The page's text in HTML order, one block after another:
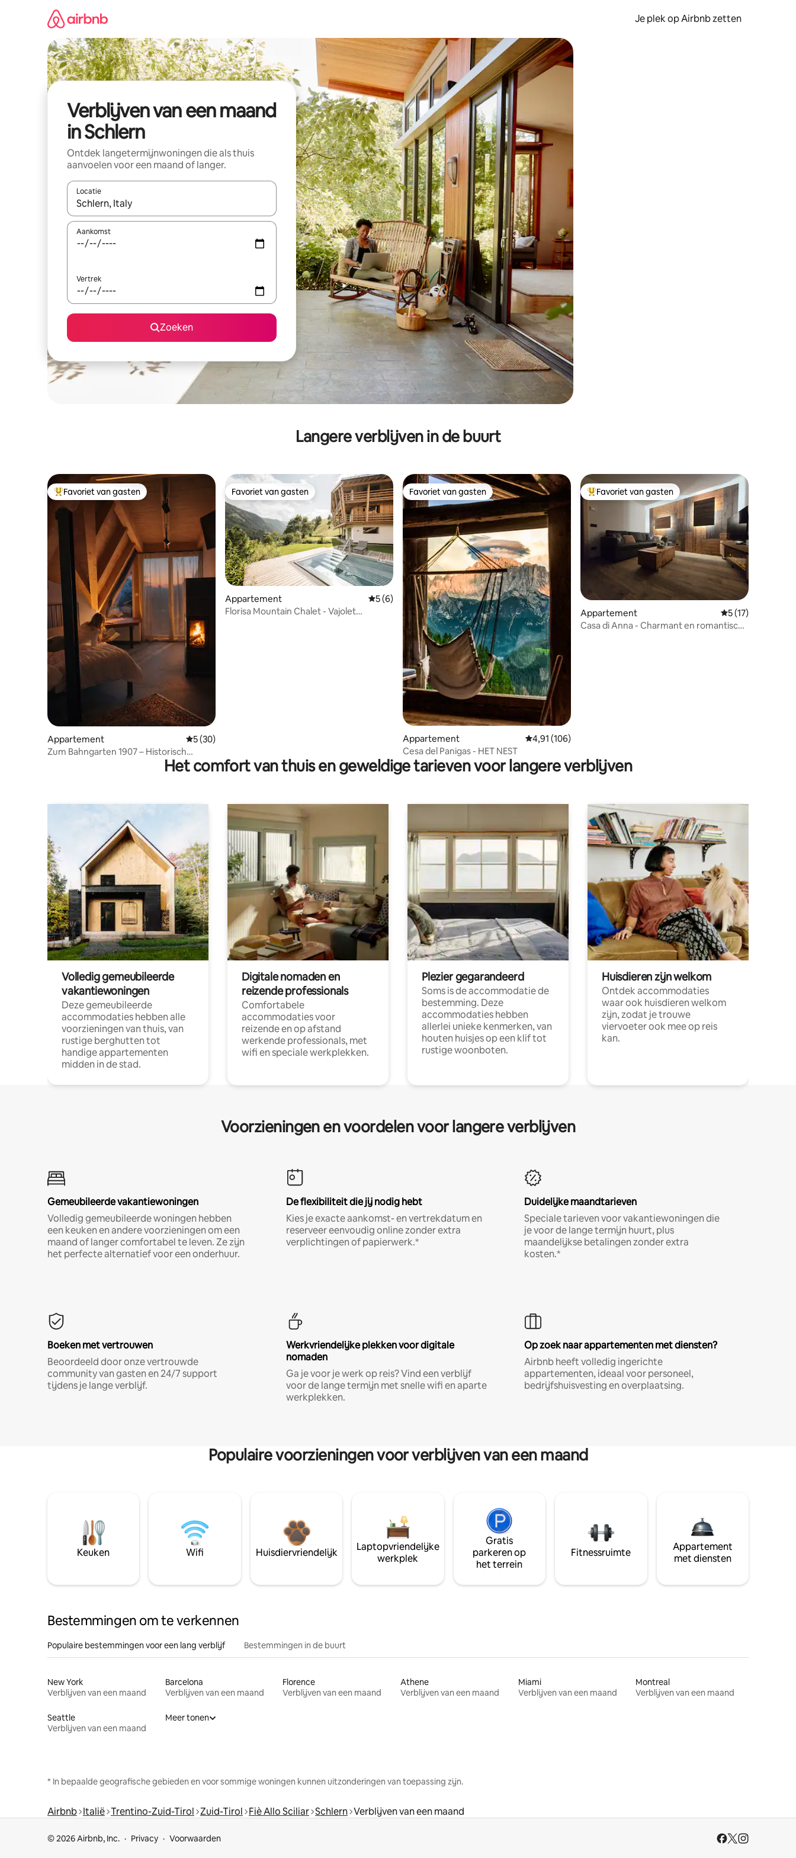
Je plek op Airbnb zetten
Verblijven van een maand
in Schlern
Ontdek langetermijnwoningen die als thuis
aanvoelen voor een maand of langer.
Locatie
Wanneer er resultaten beschikbaar zijn, maak je een keuze met je de pijltjestoetsen omhoog en omlaag, óf door te tikken of swipen.
Aankomst
Vertrek
Zoeken
Langere verblijven in de buurt
Topfavoriet van gasten
Favoriet van gasten
Appartement Gemiddelde beoordeling van 5 op 5, 30 recensies
5 (30)
Zum Bahngarten 1907 – Historisch
spoorweghuis met panoramisch uitzicht
Favoriet van gasten
Favoriet van gasten
Appartement Gemiddelde beoordeling van 5 op 5, 6 recensies
5 (6)
Florisa Mountain Chalet - Vajolet
Favoriet van gasten
Favoriet van gasten
Appartement Gemiddelde beoordeling van 4,91 op 5, 106 recensies
4,91 (106)
Cesa del Panigas - HET NEST
Topfavoriet van gasten
Favoriet van gasten
Appartement Gemiddelde
5 (17)
Casa di Anna - Charmant en romantisch
Het comfort van thuis en geweldige tarieven voor langere verblijven
Volledig gemeubileerde
vakantiewoningen
Deze gemeubileerde
accommodaties hebben alle
voorzieningen van thuis, van
rustige berghutten tot
handige appartementen
midden in de stad.
Digitale nomaden en
reizende professionals
Comfortabele
accommodaties voor
reizende en op afstand
werkende professionals, met
wifi en speciale werkplekken.
Plezier gegarandeerd
Soms is de accommodatie de
bestemming. Deze
accommodaties hebben
allerlei unieke kenmerken, van
houten huisjes op een klif tot
rustige woonboten.
Huisdieren zijn welkom
Ontdek accommodaties
waar ook huisdieren welkom
zijn, zodat je trouwe
viervoeter ook mee op reis
kan.
Voorzieningen en voordelen voor langere verblijven
Gemeubileerde vakantiewoningen
Volledig gemeubileerde woningen hebben
een keuken en andere voorzieningen om een
maand of langer comfortabel te leven. Ze zijn
het perfecte alternatief voor een onderhuur.
De flexibiliteit die jij nodig hebt
Kies je exacte aankomst- en vertrekdatum en
reserveer eenvoudig online zonder extra
verplichtingen of papierwerk.*
Duidelijke maandtarieven
Speciale tarieven voor vakantiewoningen die
je voor de lange termijn huurt, plus
maandelijkse betalingen zonder extra
kosten.*
Boeken met vertrouwen
Beoordeeld door onze vertrouwde
community van gasten en 24/7 support
tijdens je lange verblijf.
Werkvriendelijke plekken voor digitale
nomaden
Ga je voor je werk op reis? Vind een verblijf
voor de lange termijn met snelle wifi en aparte
werkplekken.
Op zoek naar appartementen met diensten?
Airbnb heeft volledig ingerichte
appartementen, ideaal voor personeel,
bedrijfshuisvesting en overplaatsing.
Populaire voorzieningen voor verblijven van een maand
Keuken Wifi Huisdiervriendelijk
Laptopvriendelijke
werkplek
Gratis
parkeren op
het terrein
Fitnessruimte
Appartement
met diensten
Bestemmingen om te verkennen
Populaire bestemmingen voor een lang verblijf Bestemmingen in de buurt
New York
Verblijven van een maand
Barcelona
Verblijven van een maand
Florence
Verblijven van een maand
Athene
Verblijven van een maand
Miami
Verblijven van een maand
Montreal
Verblijven van een maand
Seattle
Verblijven van een maand
Meer tonen
* In bepaalde geografische gebieden en voor sommige woningen kunnen uitzonderingen van toepassing zijn.
Airbnb Italië Trentino-Zuid-Tirol Zuid-Tirol Fiè Allo Sciliar Schlern Verblijven van een maand
© 2026 Airbnb, Inc. Privacy Voorwaarden